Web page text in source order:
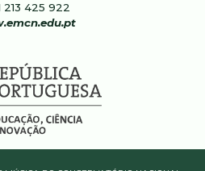
213 425 922